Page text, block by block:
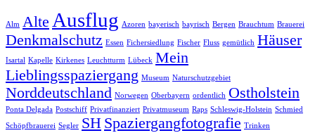
Alm Alte Ausflug Azoren bayerisch bayrisch Bergen Brauchtum Brauerei
Denkmalschutz Essen Fichersiedlung Fischer Fluss gemütlich Häuser
Isartal Kapelle Kirkenes Leuchtturm Lübeck Mein
Lieblingsspaziergang Museum Naturschutzgebiet
Norddeutschland Norwegen Oberbayern ordentlich Ostholstein
Ponta Delgada Postschiff Privatfinanziert Privatmuseum Raps Schleswig-Holstein Schmied
Schöpfbrauerei Segler SH Spaziergangfotografie Trinken